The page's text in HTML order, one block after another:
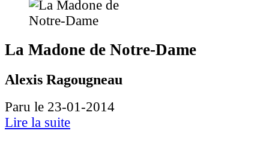
La Madone de Notre-Dame
Alexis Ragougneau
Paru le 23-01-2014
Lire la suite